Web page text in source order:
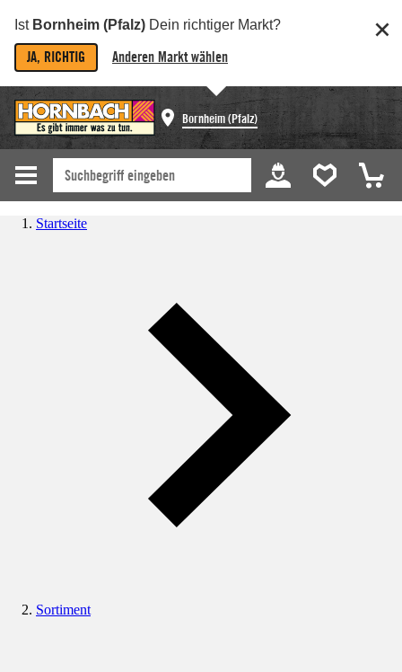
Ist Bornheim (Pfalz) Dein richtiger Markt?
JA, RICHTIG Anderen Markt wählen
Bornheim (Pfalz)
Startseite
Sortiment